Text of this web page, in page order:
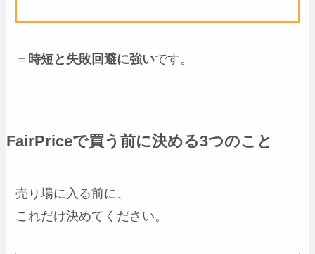
＝ 時短と失敗回避に強いです。
FairPriceで買う前に決める3つのこと
売り場に入る前に、
これだけ決めてください。